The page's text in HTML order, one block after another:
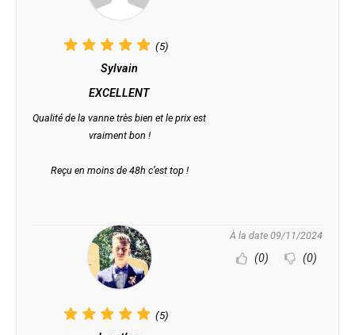
(5)
Sylvain
EXCELLENT
Qualité de la vanne très bien et le prix est
vraiment bon !
Reçu en moins de 48h c’est top !
(5)
À la date 09/11/2024
(0) (0)